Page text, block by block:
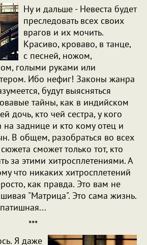
Ну и дальше - Невеста будет
преследовать всех своих
врагов и их мочить.
Красиво, кроваво, в танце,
с песней, ножом,
голыми руками или
Ибо нефиг! Законы жанра
будут выясняться
тайны, как в индийском
дочь, кто чей сестра, у кого
заднице и кто кому отец и
В общем, разобраться во всех
сможет только тот, кто
за этими хитросплетениями. А
что никаких хитросплетений
как правда. Это вам не
"Матрица". Это сама жизнь.
***
Я даже